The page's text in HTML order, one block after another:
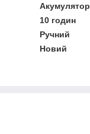
Акумулятор
10 годин
Ручний
Новий